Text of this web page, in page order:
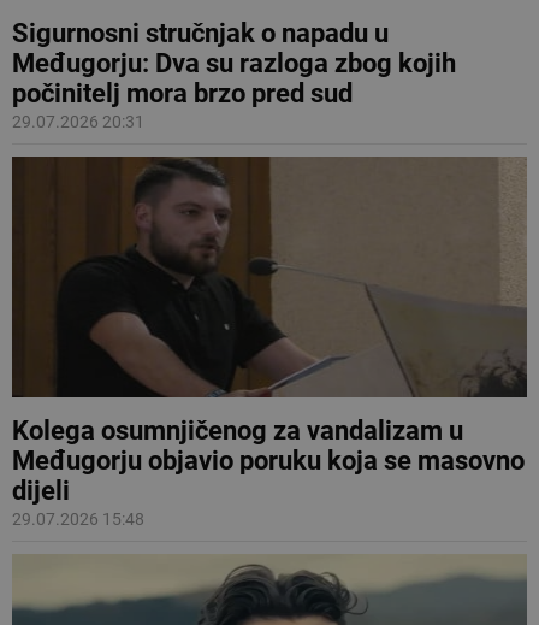
Sigurnosni stručnjak o napadu u
Međugorju: Dva su razloga zbog kojih
počinitelj mora brzo pred sud
29.07.2026 20:31
Kolega osumnjičenog za vandalizam u
Međugorju objavio poruku koja se masovno
dijeli
29.07.2026 15:48